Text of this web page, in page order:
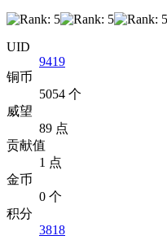
UID
9419
铜币
5054 个
威望
89 点
贡献值
1 点
金币
0 个
积分
3818